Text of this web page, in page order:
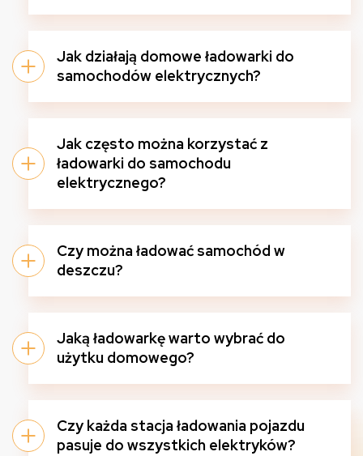
Jak działają domowe ładowarki do
samochodów elektrycznych?
Jak często można korzystać z
ładowarki do samochodu
elektrycznego?
Czy można ładować samochód w
deszczu?
Jaką ładowarkę warto wybrać do
użytku domowego?
Czy każda stacja ładowania pojazdu
pasuje do wszystkich elektryków?